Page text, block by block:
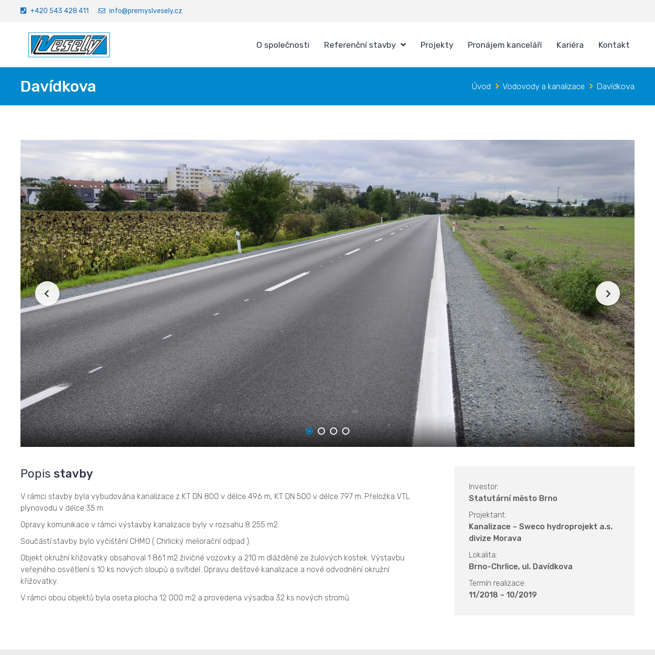
+420 543 428 411 info@premyslvesely.cz
O společnosti Referenční stavby Projekty Pronájem kanceláří Kariéra Kontakt
Davídkova Úvod Vodovody a kanalizace Davídkova
Popis stavby
V rámci stavby byla vybudována kanalizace z KT DN 800 v délce 496 m, KT DN 500 v délce 797 m. Přeložka VTL
plynovodu v délce 35 m.
Opravy komunikace v rámci výstavby kanalizace byly v rozsahu 8 255 m2.
Součástí stavby bylo vyčištění CHMO ( Chrlický meliorační odpad ).
Objekt okružní křižovatky obsahoval 1 861 m2 živičné vozovky a 210 m dlážděné ze žulových kostek. Výstavbu
veřejného osvětlení s 10 ks nových sloupů a svítidel. Opravu dešťové kanalizace a nové odvodnění okružní
křižovatky.
V rámci obou objektů byla oseta plocha 12 000 m2 a provedena výsadba 32 ks nových stromů.
Investor:
Statutární město Brno
Projektant:
Kanalizace – Sweco hydroprojekt a.s.
divize Morava
Lokalita:
Brno-Chrlice, ul. Davídkova
Termín realizace:
11/2018 – 10/2019